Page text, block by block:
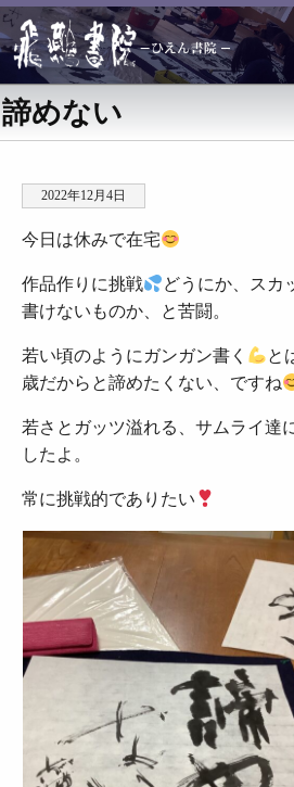
諦めない
2022年12月4日
今日は休みで在宅
作品作りに挑戦
どうにか、スカ
書けないものか、と苦闘。
若い頃のようにガンガン書く
と
歳だからと諦めたくない、ですね
若さとガッツ溢れる、サムライ達
したよ。
常に挑戦的でありたい